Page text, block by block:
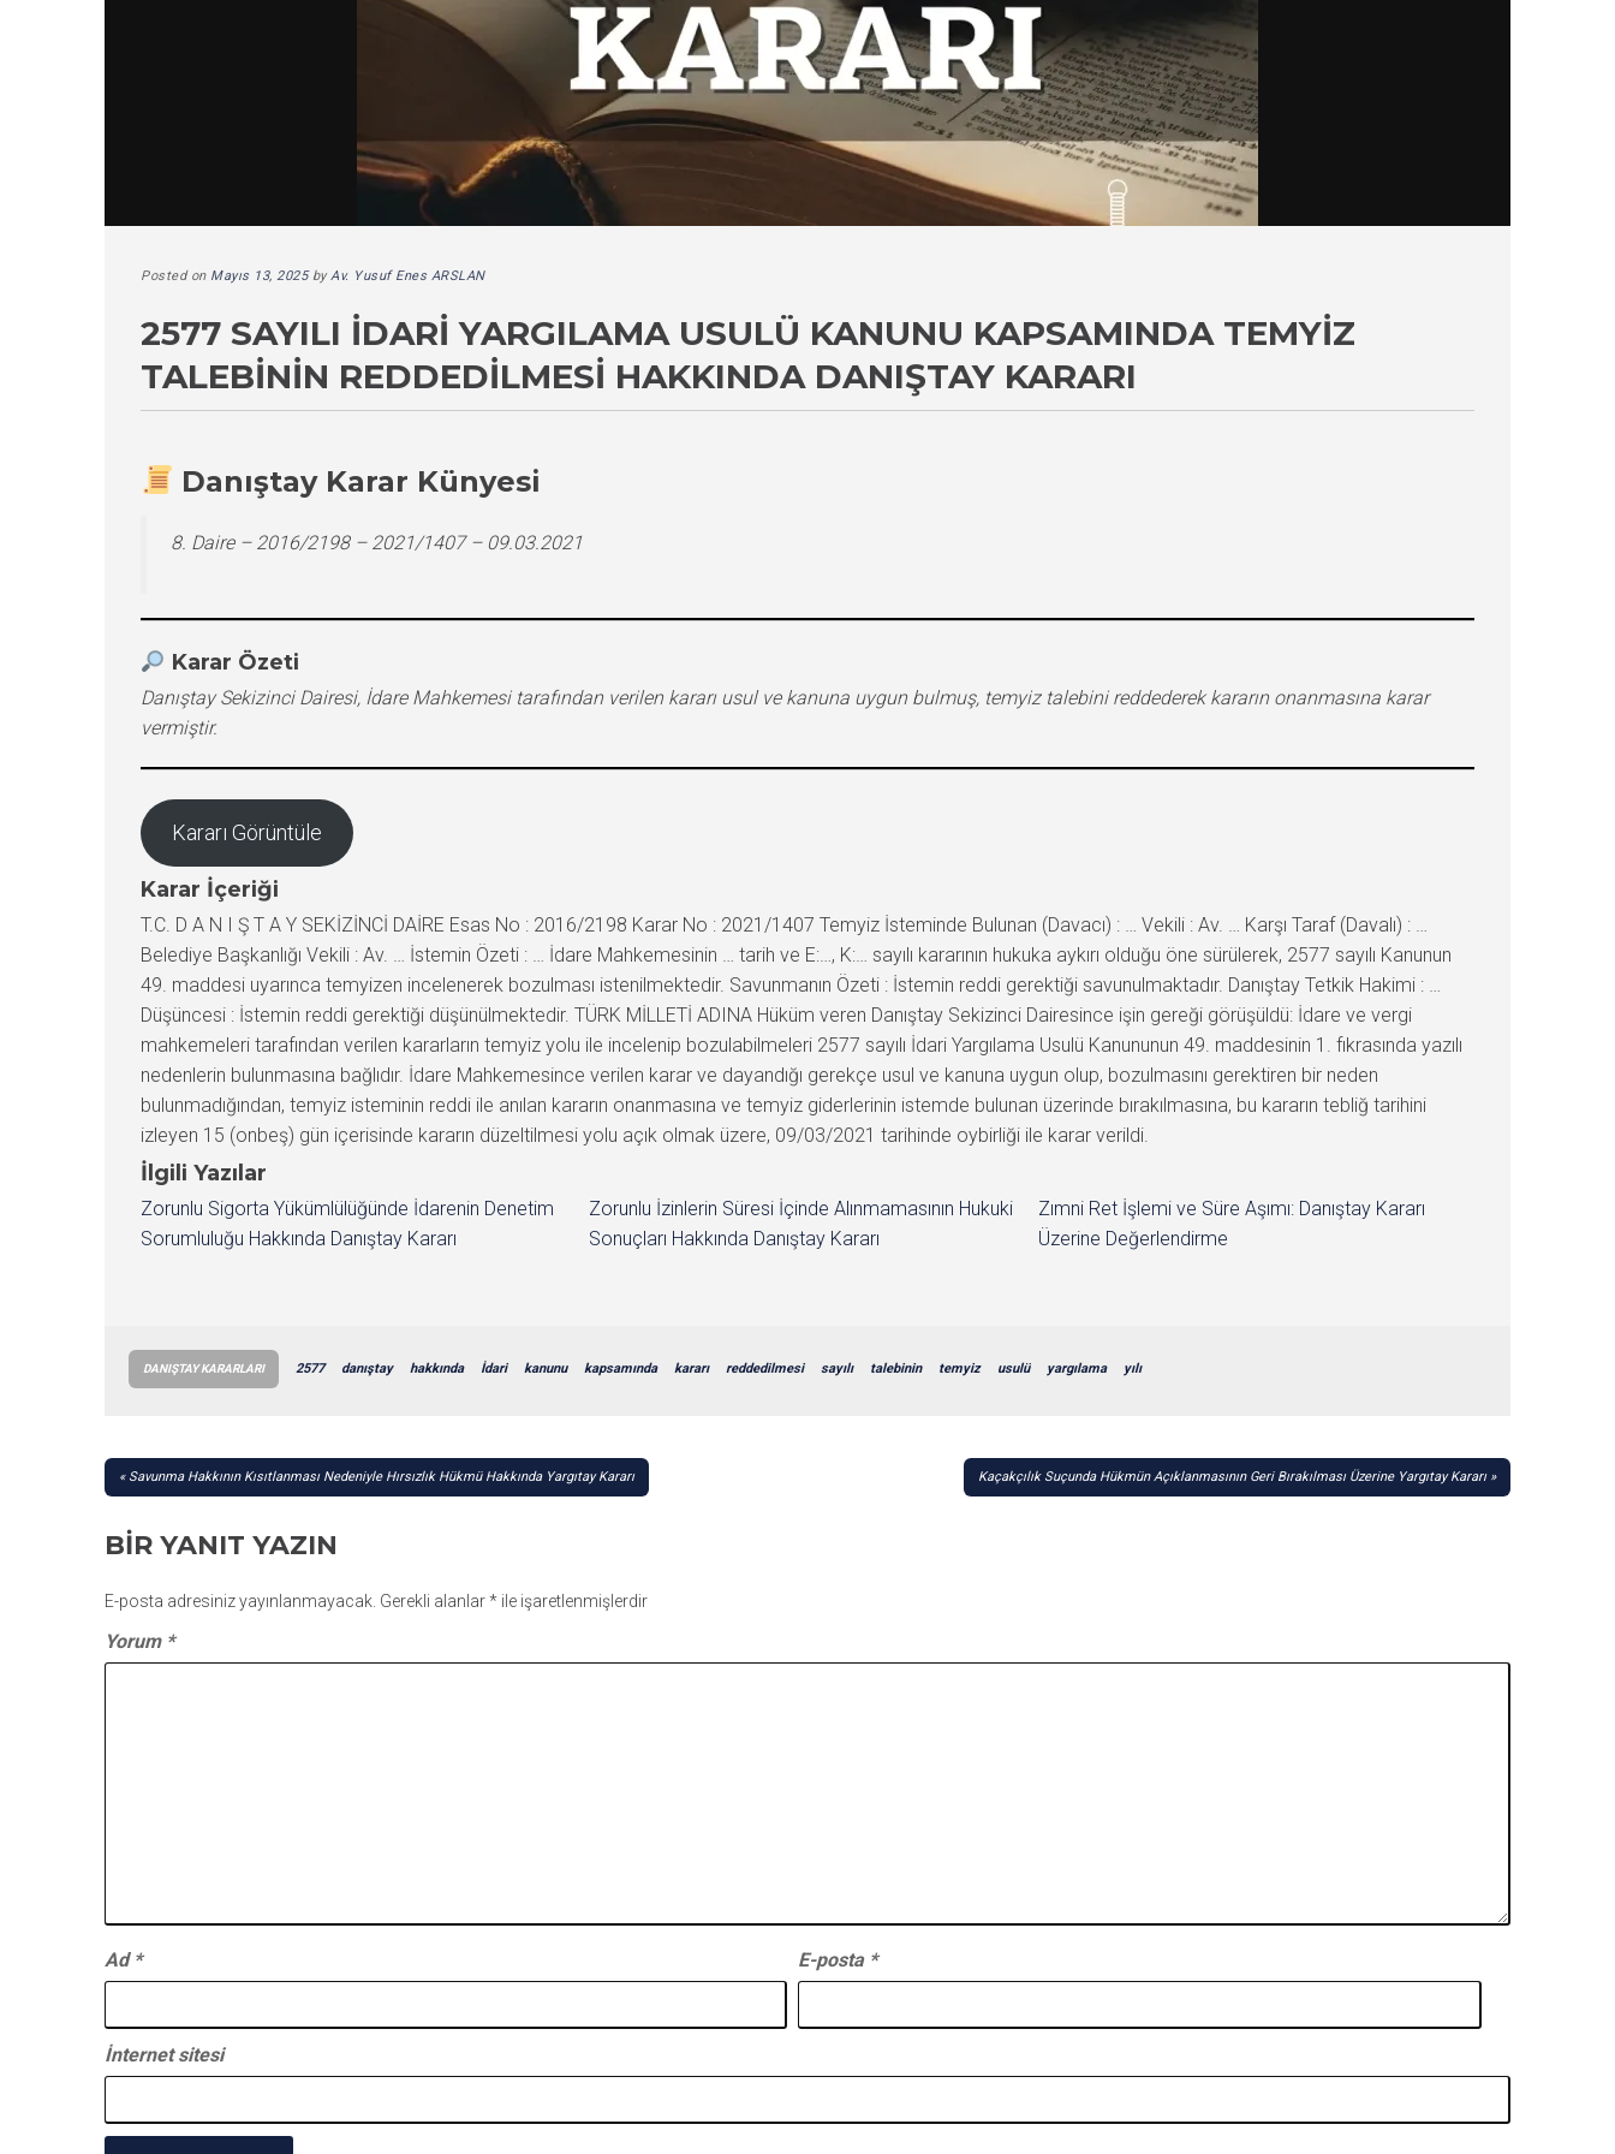
Posted on Mayıs 13, 2025byAv. Yusuf Enes ARSLAN
2577 SAYILI İDARI YARGILAMA USULÜ KANUNU KAPSAMINDA TEMYIZ
TALEBININ REDDEDILMESI HAKKINDA DANIŞTAY KARARI
Danıştay Karar Künyesi
8. Daire – 2016/2198 – 2021/1407 – 09.03.2021
Karar Özeti
Danıştay Sekizinci Dairesi, İdare Mahkemesi tarafından verilen kararı usul ve kanuna uygun bulmuş, temyiz talebini reddederek kararın onanmasına karar
vermiştir.
Kararı Görüntüle
Karar İçeriği
T.C. D A N I Ş T A Y SEKİZİNCİ DAİRE Esas No : 2016/2198 Karar No : 2021/1407 Temyiz İsteminde Bulunan (Davacı) : … Vekili : Av. … Karşı Taraf (Davalı) : …
Belediye Başkanlığı Vekili : Av. … İstemin Özeti : … İdare Mahkemesinin … tarih ve E:…, K:… sayılı kararının hukuka aykırı olduğu öne sürülerek, 2577 sayılı Kanunun
49. maddesi uyarınca temyizen incelenerek bozulması istenilmektedir. Savunmanın Özeti : İstemin reddi gerektiği savunulmaktadır. Danıştay Tetkik Hakimi : …
Düşüncesi : İstemin reddi gerektiği düşünülmektedir. TÜRK MİLLETİ ADINA Hüküm veren Danıştay Sekizinci Dairesince işin gereği görüşüldü: İdare ve vergi
mahkemeleri tarafından verilen kararların temyiz yolu ile incelenip bozulabilmeleri 2577 sayılı İdari Yargılama Usulü Kanununun 49. maddesinin 1. fıkrasında yazılı
nedenlerin bulunmasına bağlıdır. İdare Mahkemesince verilen karar ve dayandığı gerekçe usul ve kanuna uygun olup, bozulmasını gerektiren bir neden
bulunmadığından, temyiz isteminin reddi ile anılan kararın onanmasına ve temyiz giderlerinin istemde bulunan üzerinde bırakılmasına, bu kararın tebliğ tarihini
izleyen 15 (onbeş) gün içerisinde kararın düzeltilmesi yolu açık olmak üzere, 09/03/2021 tarihinde oybirliği ile karar verildi.
İlgili Yazılar
Zorunlu Sigorta Yükümlülüğünde İdarenin Denetim
Sorumluluğu Hakkında Danıştay Kararı
Zorunlu İzinlerin Süresi İçinde Alınmamasının Hukuki
Sonuçları Hakkında Danıştay Kararı
Zımni Ret İşlemi ve Süre Aşımı: Danıştay Kararı
Üzerine Değerlendirme
DANIŞTAY KARARLARI 2577 danıştay hakkında İdari kanunu kapsamında kararı reddedilmesi sayılı talebinin temyiz usulü yargılama yılı
YAZI
Savunma Hakkının Kısıtlanması Nedeniyle Hırsızlık Hükmü Hakkında Yargıtay Kararı Kaçakçılık Suçunda Hükmün Açıklanmasının Geri Bırakılması Üzerine Yargıtay Kararı
BIR YANIT YAZIN
E-posta adresiniz yayınlanmayacak. Gerekli alanlar* ile işaretlenmişlerdir
Yorum *
Ad * E-posta *
İnternet sitesi